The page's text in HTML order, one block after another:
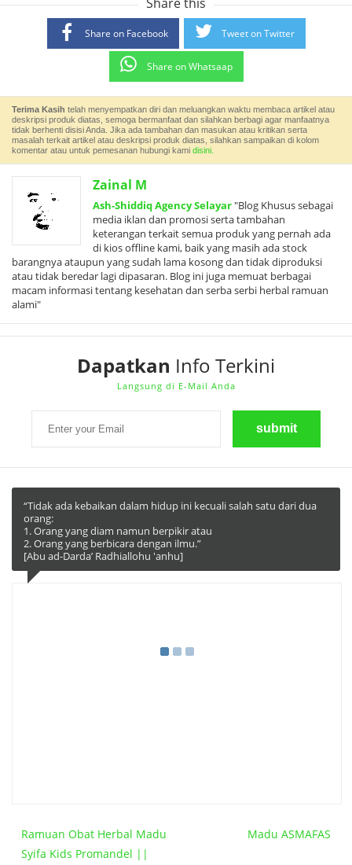
Share on Facebook Tweet on Twitter
Share on Whatsaap
Terima Kasih telah menyempatkan diri dan meluangkan waktu membaca artikel atau
deskripsi produk diatas, semoga bermanfaat dan silahkan berbagi agar manfaatnya
tidak berhenti disisi Anda. Jika ada tambahan dan masukan atau kritikan serta
masalah terkait artikel atau deskripsi produk diatas, silahkan sampaikan di kolom
komentar atau untuk pemesanan hubungi kami disini.
Zainal M
Ash-Shiddiq Agency Selayar"Blog Khusus sebagai
media iklan dan promosi serta tambahan
keterangan terkait semua produk yang pernah ada
di kios offline kami, baik yang masih ada stock
barangnya ataupun yang sudah lama kosong dan tidak diproduksi
atau tidak beredar lagi dipasaran. Blog ini juga memuat berbagai
macam informasi tentang kesehatan dan serba serbi herbal ramuan
alami"
Dapatkan Info Terkini
Langsung di E-Mail Anda
“Tidak ada kebaikan dalam hidup ini kecuali salah satu dari dua
orang:
1. Orang yang diam namun berpikir atau
2. Orang yang berbicara dengan ilmu.”
[Abu ad-Darda’ Radhiallohu 'anhu]
Ramuan Obat Herbal Madu
Syifa Kids Promandel ||
Madu ASMAFAS